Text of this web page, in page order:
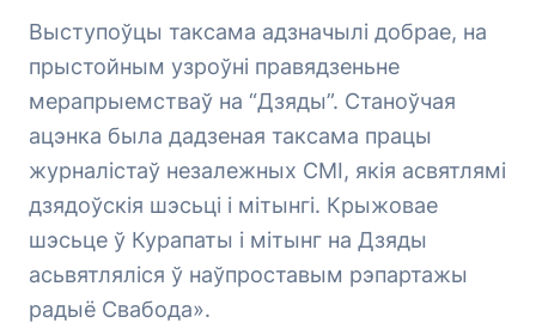
Выступоўцы таксама адзначылі добрае, на
прыстойным узроўні правядзеньне
мерапрыемстваў на “Дзяды”. Станоўчая
ацэнка была дадзеная таксама працы
журналістаў незалежных СМІ, якія асвятлямі
дзядоўскія шэсьці і мітынгі. Крыжовае
шэсьце ў Курапаты і мітынг на Дзяды
асьвятляліся ў наўпроставым рэпартажы
радыё Свабода».